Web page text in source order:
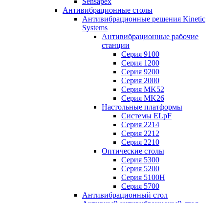
Антивибрационные столы
Антивибрационные решения Kinetic
Systems
Антивибрационные рабочие
станции
Серия 9100
Серия 1200
Серия 9200
Серия 2000
Серия MK52
Серия MK26
Настольные платформы
Системы ELpF
Серия 2214
Серия 2212
Серия 2210
Оптические столы
Серия 5300
Серия 5200
Серия 5100H
Серия 5700
Антивибрационный стол